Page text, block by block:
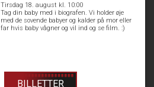
Tirsdag 18. august kl. 10:00
Tag din baby med i biografen. Vi holder øje
med de sovende babyer og kalder på mor eller
far hvis baby vågner og vil ind og se film. :)
BILLETTER